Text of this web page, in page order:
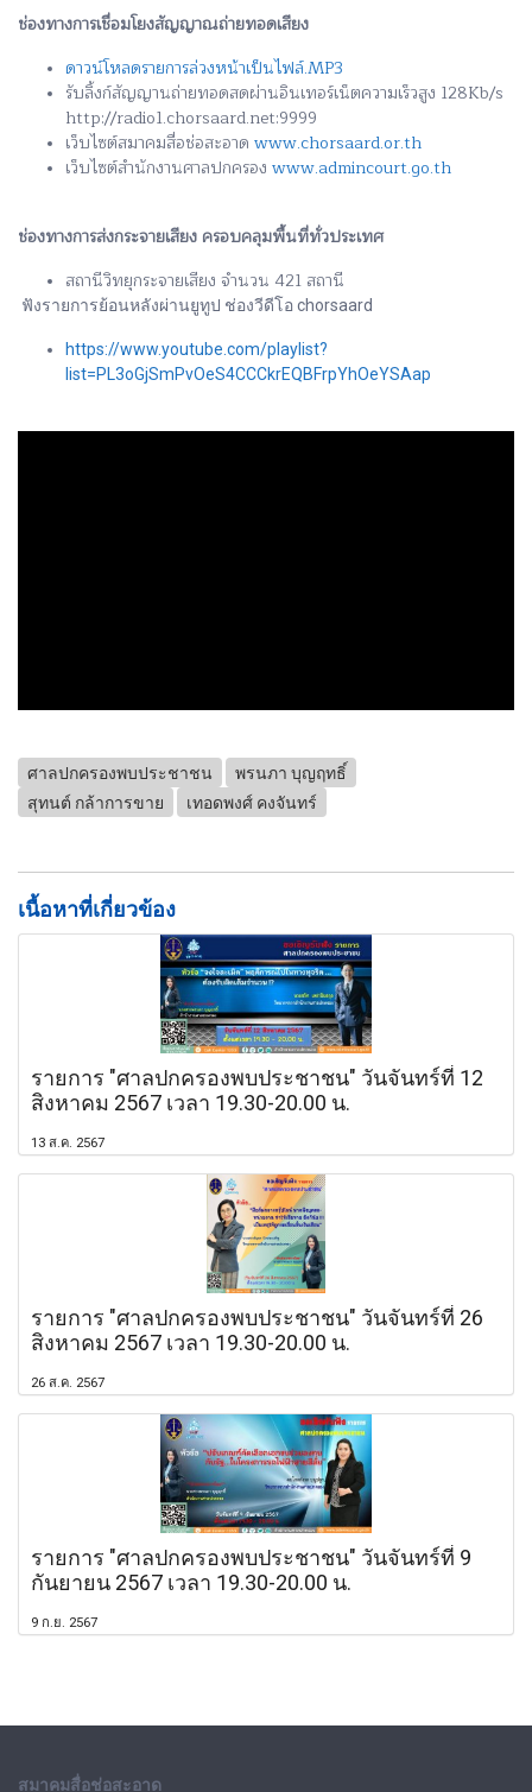
ช่องทางการเชื่อมโยงสัญญาณถ่ายทอดเสียง
ดาวน์โหลดรายการล่วงหน้าเป็นไฟล์.MP3
รับลิ้งก์สัญญานถ่ายทอดสดผ่านอินเทอร์เน็ตความเร็วสูง 128Kb/s
http://radio1.chorsaard.net:9999
เว็บไซต์สมาคมสื่อช่อสะอาด www.chorsaard.or.th
เว็บไซต์สำนักงานศาลปกครอง www.admincourt.go.th
ช่องทางการส่งกระจายเสียง ครอบคลุมพื้นที่ทั่วประเทศ
สถานีวิทยุกระจายเสียง จำนวน 421 สถานี
ฟังรายการย้อนหลังผ่านยูทูป ช่องวีดีโอ chorsaard
https://www.youtube.com/playlist?
list=PL3oGjSmPvOeS4CCCkrEQBFrpYhOeYSAap
ศาลปกครองพบประชาชน
พรนภา บุญฤทธิ์
สุทนต์ กล้าการขาย
เทอดพงศ์ คงจันทร์
เนื้อหาที่เกี่ยวข้อง
รายการ "ศาลปกครองพบประชาชน" วันจันทร์ที่ 12
สิงหาคม 2567 เวลา 19.30-20.00 น.
13 ส.ค. 2567
รายการ "ศาลปกครองพบประชาชน" วันจันทร์ที่ 26
สิงหาคม 2567 เวลา 19.30-20.00 น.
26 ส.ค. 2567
รายการ "ศาลปกครองพบประชาชน" วันจันทร์ที่ 9
กันยายน 2567 เวลา 19.30-20.00 น.
9 ก.ย. 2567
สมาคมสื่อช่อสะอาด